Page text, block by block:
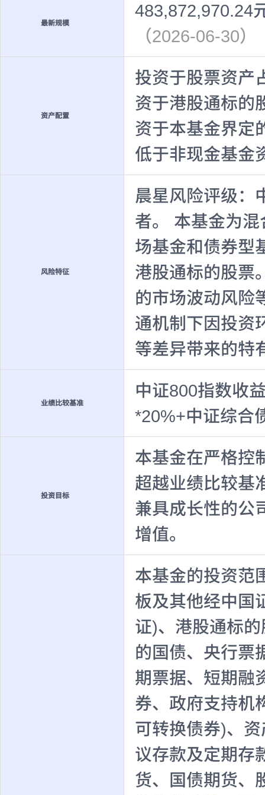
最新规模
483,872,970.24
（2026-06-30）
资产配置
投资于股票资产
资于港股通标的
资于本基金界定
低于非现金基金
风险特征
晨星风险评级：
者。 本基金为
场基金和债券型
港股通标的股票
的市场波动风险
通机制下因投资
等差异带来的特
业绩比较基准
中证800指数收
*20%+中证综合
投资目标
本基金在严格控
超越业绩比较基
兼具成长性的公
增值。
本基金的投资范
板及其他经中国
证)、港股通标
的国债、央行票
期票据、短期融
券、政府支持机
可转换债券)、
议存款及定期存
货、国债期货、